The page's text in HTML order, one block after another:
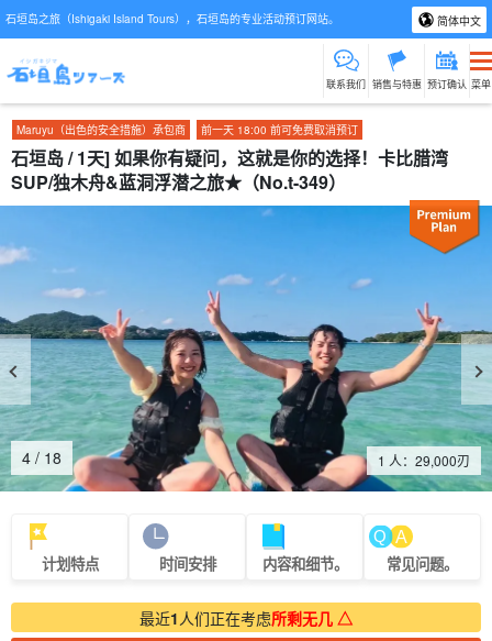
石垣岛之旅（Ishigaki Island Tours），石垣岛的专业活动预订网站。 简体中文
联系我们 销售与特惠 预订确认 菜单
Maruyu（出色的安全措施）承包商 前一天 18:00 前可免费取消预订
石垣岛 / 1天] 如果你有疑问，这就是你的选择！卡比腊湾
SUP/独木舟&蓝洞浮潜之旅★（No.t-349）
4 / 18 1 人： 29,000刃
计划特点 时间安排 内容和细节。 常见问题。
最近1人们正在考虑所剩无几 △